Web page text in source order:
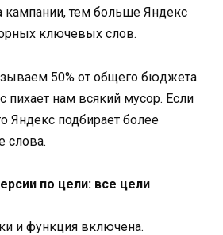
тем больше Яндекс
ключевых слов.
50% от общего бюджета
пихает нам всякий мусор. Если
Яндекс подбирает более
слова.
по цели: все цели
и функция включена.